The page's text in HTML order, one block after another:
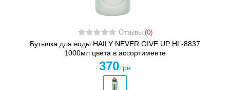
Отзывы (0)
Бутылка для воды HAILY NEVER GIVE UP HL-8837
1000мл цвета в ассортименте
370 грн